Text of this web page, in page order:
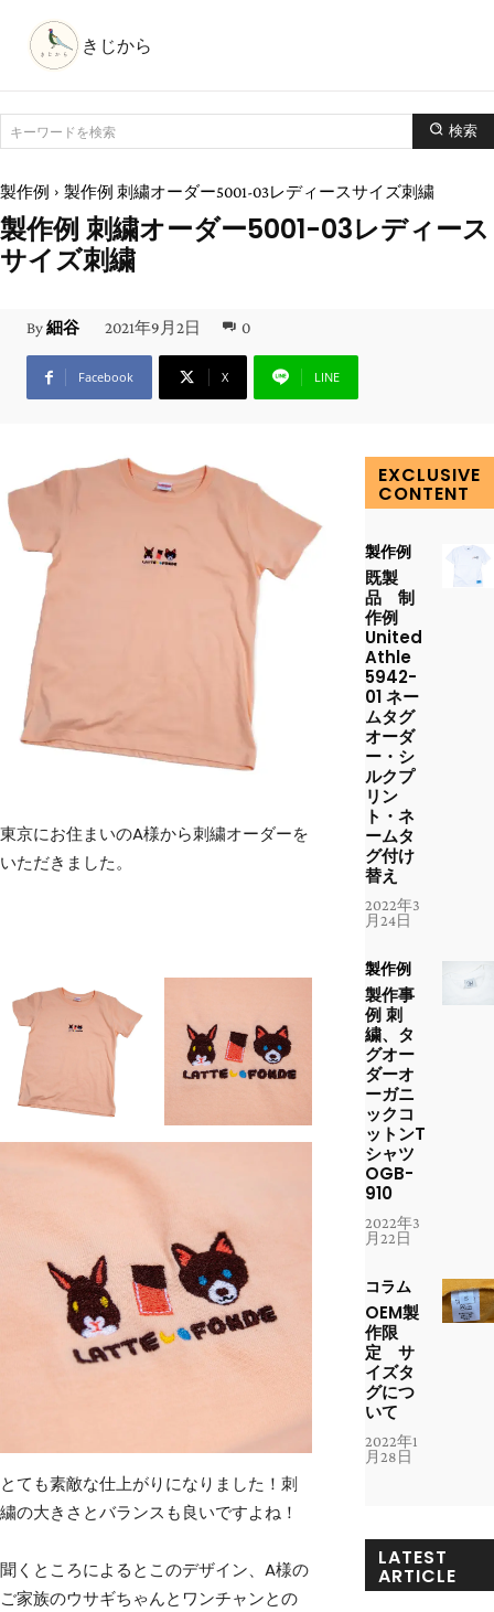
きじから
キーワードを検索 検索
製作例 製作例 刺繍オーダー5001-03レディースサイズ刺繍
製作例 刺繍オーダー5001-03レディース
サイズ刺繍
By細谷 2021年9月2日 0
Facebook X LINE
東京にお住まいのA様から刺繍オーダーを
いただきました。
とても素敵な仕上がりになりました！刺
繍の大きさとバランスも良いですよね！
聞くところによるとこのデザイン、A様の
ご家族のウサギちゃんとワンチャンとの
EXCLUSIVE
CONTENT
製作例
既製
品 制
作例
United
Athle
5942-
01 ネー
ムタグ
オーダ
ー・シ
ルクプ
リン
ト・ネ
ームタ
グ付け
替え
2022年3
月24日
製作例
製作事
例 刺
繍、タ
グオー
ダーオ
ーガニ
ックコ
ットンT
シャツ
OGB-
910
2022年3
月22日
コラム
OEM製
作限
定 サ
イズタ
グにつ
いて
2022年1
月28日
LATEST
ARTICLE